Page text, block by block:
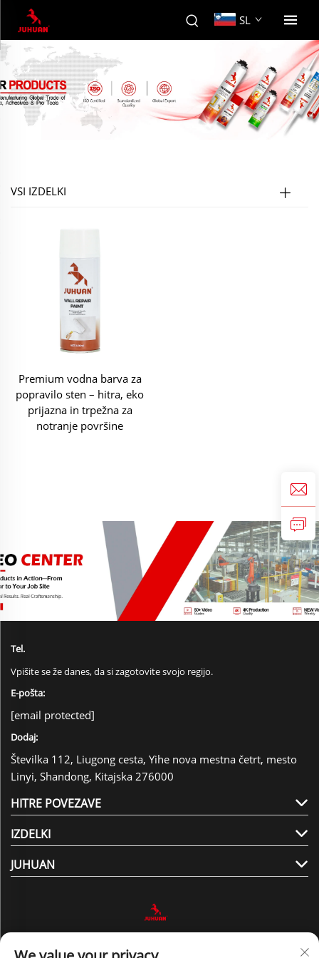
SL
VSI IZDELKI
Premium vodna barva za
popravilo sten – hitra, eko
prijazna in trpežna za
notranje površine
Tel.
Vpišite se že danes, da si zagotovite svojo regijo.
E-pošta:
[email protected]
Dodaj:
Številka 112, Liugong cesta, Yihe nova mestna četrt, mesto
Linyi, Shandong, Kitajska 276000
HITRE POVEZAVE
IZDELKI
JUHUAN